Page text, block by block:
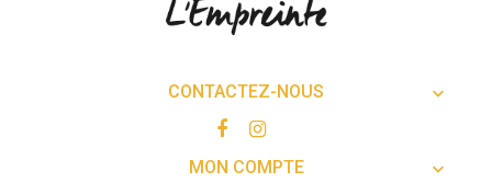
CONTACTEZ-NOUS 
MON COMPTE 